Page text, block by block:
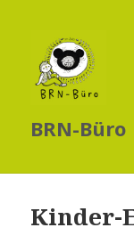
BRN-Büro
Kinder-